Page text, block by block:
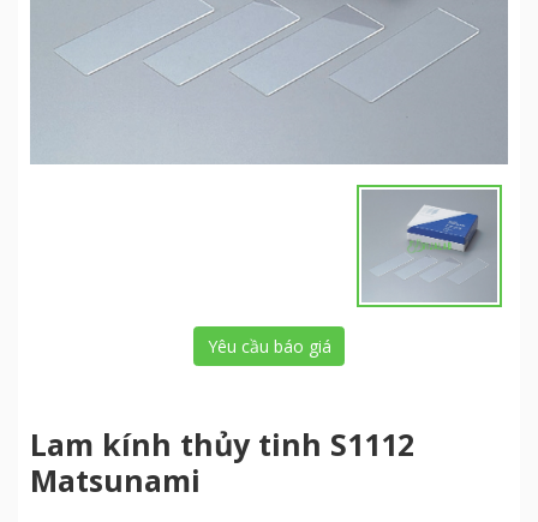
Yêu cầu báo giá
Lam kính thủy tinh S1112
Matsunami